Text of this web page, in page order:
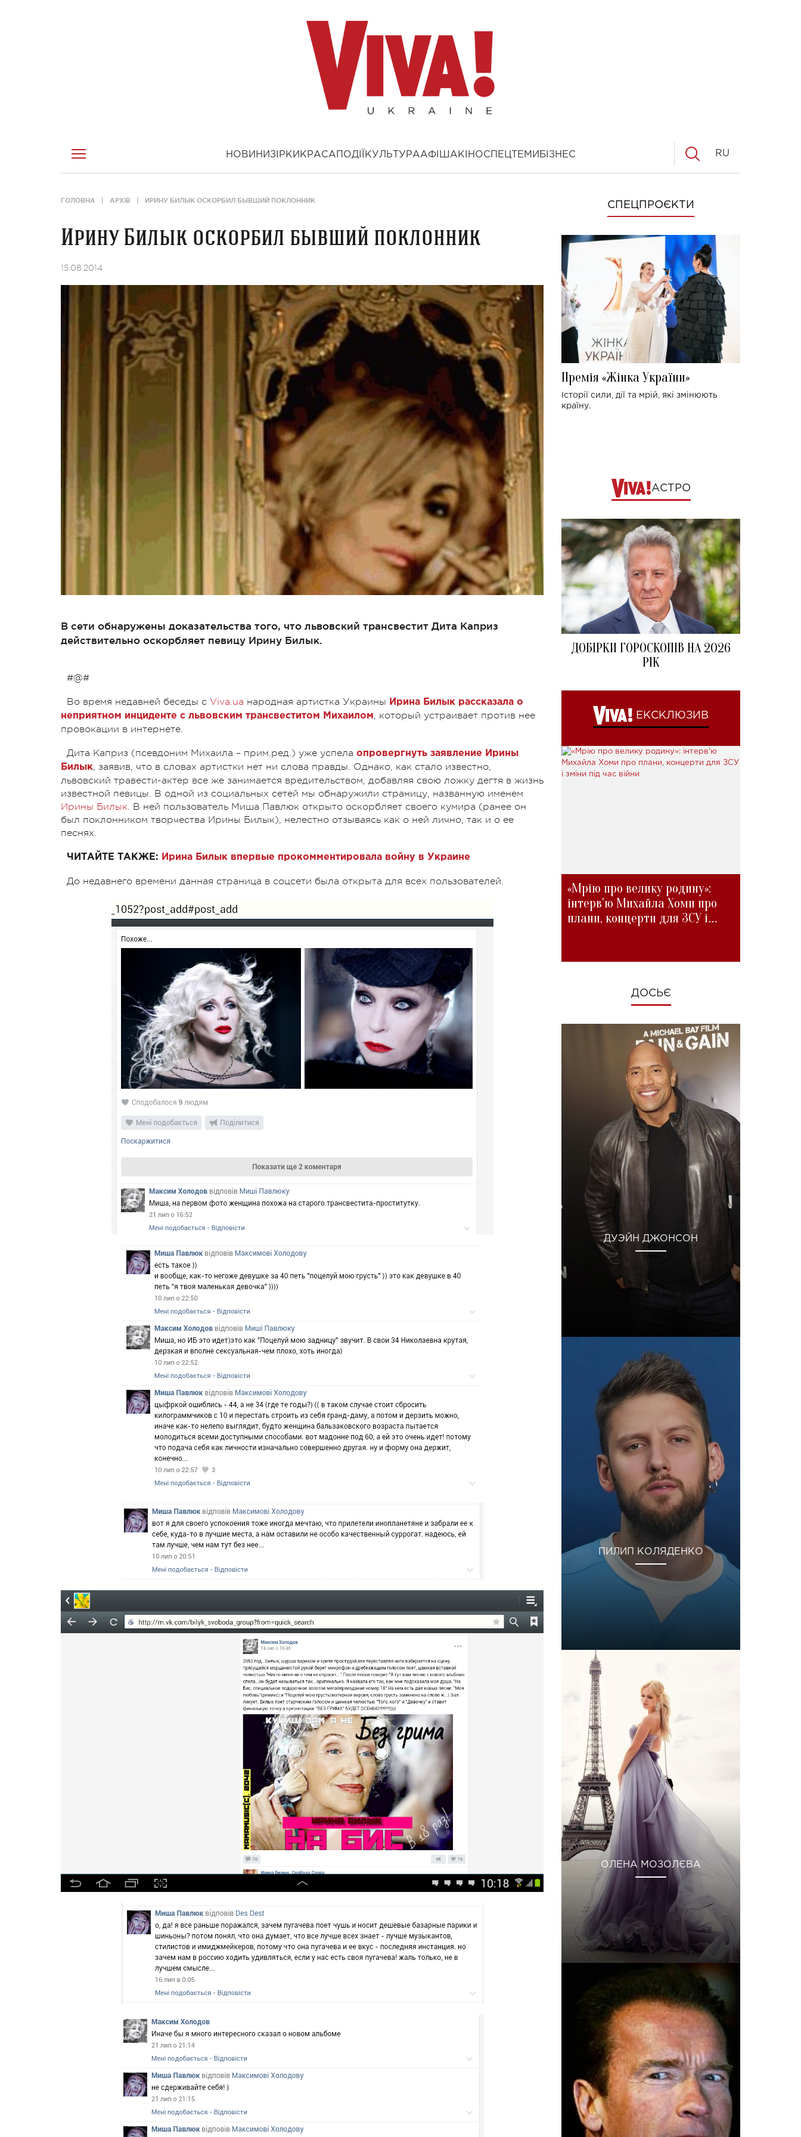
НОВИНИ ЗІРКИ КРАСА ПОДІЇ КУЛЬТУРААФІША КІНОСПЕЦТЕМИ БІЗНЕС RU
ГОЛОВНА АРХІВ ИРИНУ БИЛЫК ОСКОРБИЛ БЫВШИЙ ПОКЛОННИК
Ирину Билык оскорбил бывший поклонник
15.08.2014
В сети обнаружены доказательства того, что львовский трансвестит Дита Каприз
действительно оскорбляет певицу Ирину Билык.
#@#
Во время недавней беседы с Viva.ua народная артистка Украины Ирина Билык рассказала о
неприятном инциденте с львовским трансвеститом Михаилом, который устраивает против нее
провокации в интернете.
Дита Каприз (псевдоним Михаила – прим.ред.) уже успела опровергнуть заявление Ирины
Билык, заявив, что в словах артистки нет ни слова правды. Однако, как стало известно,
львовский травести-актер все же занимается вредительством, добавляя свою ложку дегтя в жизнь
известной певицы. В одной из социальных сетей мы обнаружили страницу, названную именем
Ирины Билык. В ней пользователь Миша Павлюк открыто оскорбляет своего кумира (ранее он
был поклонником творчества Ирины Билык), нелестно отзываясь как о ней лично, так и о ее
песнях.
ЧИТАЙТЕ ТАКЖЕ: Ирина Билык впервые прокомментировала войну в Украине
До недавнего времени данная страница в соцсети была открыта для всех пользователей.
СПЕЦПРОЄКТИ
Премія «Жінка України»
Історії сили, дії та мрій, які змінюють
країну.
АСТРО
ДОБІРКИ ГОРОСКОПІВ НА 2026
РІК
ЕКСКЛЮЗИВ
«Мрію про велику родину»:
інтерв'ю Михайла Хоми про
плани, концерти для ЗСУ і
ДОСЬЄ
ДУЭЙН ДЖОНСОН
ПИЛИП КОЛЯДЕНКО
ОЛЕНА МОЗОЛЄВА